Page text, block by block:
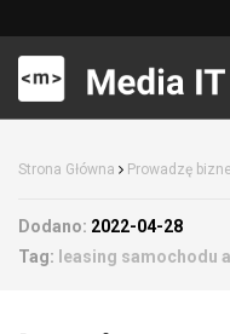
Strona Główna Prowadzę
Dodano: 2022-04-28
Tag: leasing samochodu